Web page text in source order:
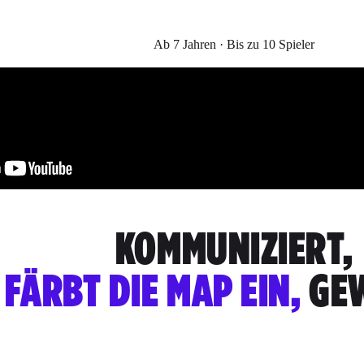
Ab 7 Jahren · Bis zu 10 Spieler
KOMMUNIZIERT,
FÄRBT DIE MAP EIN,